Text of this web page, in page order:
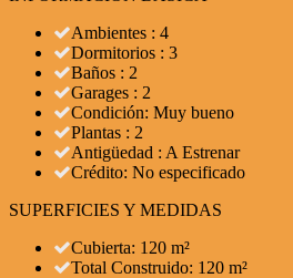
Ambientes : 4
Dormitorios : 3
Baños : 2
Garages : 2
Condición: Muy bueno
Plantas : 2
Antigüedad : A Estrenar
Crédito: No especificado
SUPERFICIES Y MEDIDAS
Cubierta: 120 m²
Total Construido: 120 m²